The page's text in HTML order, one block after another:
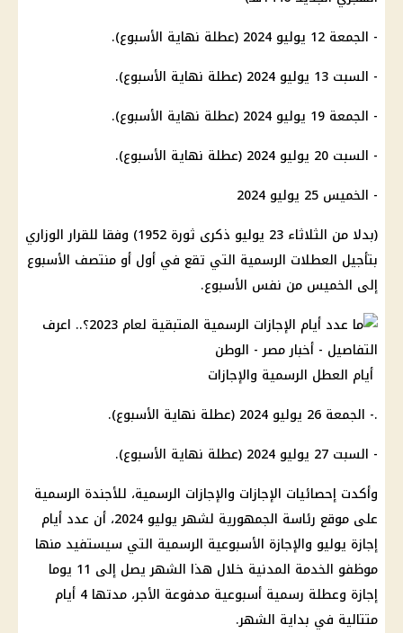
- الجمعة 12 يوليو 2024 (عطلة نهاية الأسبوع).
- السبت 13 يوليو 2024 (عطلة نهاية الأسبوع).
- الجمعة 19 يوليو 2024 (عطلة نهاية الأسبوع).
- السبت 20 يوليو 2024 (عطلة نهاية الأسبوع).
- الخميس 25 يوليو 2024
(بدلا من الثلاثاء 23 يوليو ذكرى ثورة 1952) وفقا للقرار الوزاري
بتأجيل العطلات الرسمية التي تقع في أول أو منتصف الأسبوع
إلى الخميس من نفس الأسبوع.
أيام العطل الرسمية والإجازات
.- الجمعة 26 يوليو 2024 (عطلة نهاية الأسبوع).
- السبت 27 يوليو 2024 (عطلة نهاية الأسبوع).
وأكدت إحصائيات الإجازات والإجازات الرسمية، للأجندة الرسمية
على موقع رئاسة الجمهورية لشهر يوليو 2024، أن عدد أيام
إجازة يوليو والإجازة الأسبوعية الرسمية التي سيستفيد منها
موظفو الخدمة المدنية خلال هذا الشهر يصل إلى 11 يوما
إجازة وعطلة رسمية أسبوعية مدفوعة الأجر، مدتها 4 أيام
متتالية في بداية الشهر.